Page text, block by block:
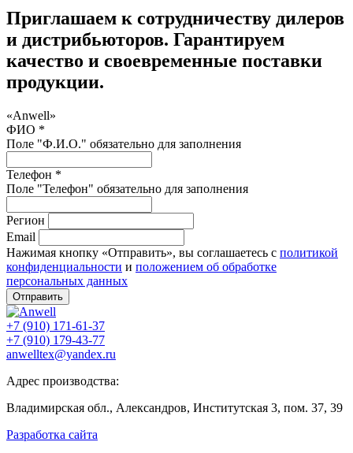
Приглашаем к сотрудничеству дилеров
и дистрибьюторов. Гарантируем
качество и своевременные поставки
продукции.
«Anwell»
ФИО *
Поле "Ф.И.О." обязательно для заполнения
Телефон *
Поле "Телефон" обязательно для заполнения
Регион
Email
Нажимая кнопку «Отправить», вы соглашаетесь с политикой
конфиденциальности и положением об обработке
персональных данных
Отправить
+7 (910) 171-61-37
+7 (910) 179-43-77
anwelltex@yandex.ru
Адрес производства:
Владимирская обл., Александров, Институтская 3, пом. 37, 39
Разработка сайта